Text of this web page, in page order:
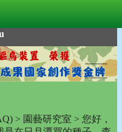
> 園藝研究室 > 您好，